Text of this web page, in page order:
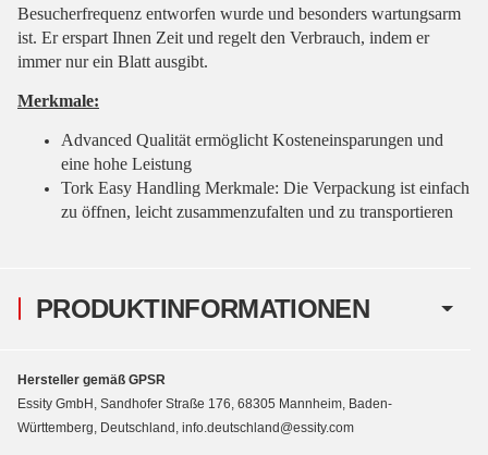
PRODUKTINFORMATIONEN
Besucherfrequenz entworfen wurde und besonders wartungsarm
ist. Er erspart Ihnen Zeit und regelt den Verbrauch, indem er
immer nur ein Blatt ausgibt.
Merkmale:
Advanced Qualität ermöglicht Kosteneinsparungen und
eine hohe Leistung
Tork Easy Handling Merkmale: Die Verpackung ist einfach
zu öffnen, leicht zusammenzufalten und zu transportieren
Hersteller gemäß GPSR
Essity GmbH, Sandhofer Straße 176, 68305 Mannheim, Baden-
Württemberg, Deutschland, info.deutschland@essity.com